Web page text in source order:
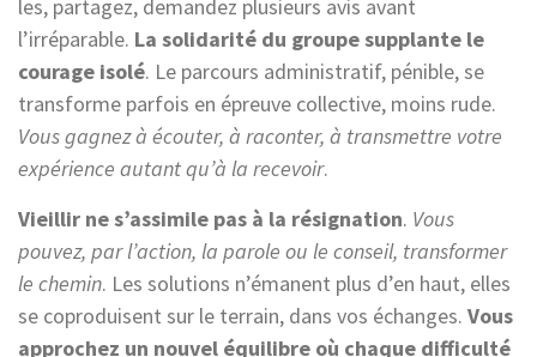
les, partagez, demandez plusieurs avis avant
l’irréparable. La solidarité du groupe supplante le
courage isolé. Le parcours administratif, pénible, se
transforme parfois en épreuve collective, moins rude.
Vous gagnez à écouter, à raconter, à transmettre votre
expérience autant qu’à la recevoir.
Vieillir ne s’assimile pas à la résignation. Vous
pouvez, par l’action, la parole ou le conseil, transformer
le chemin. Les solutions n’émanent plus d’en haut, elles
se coproduisent sur le terrain, dans vos échanges. Vous
approchez un nouvel équilibre où chaque difficulté